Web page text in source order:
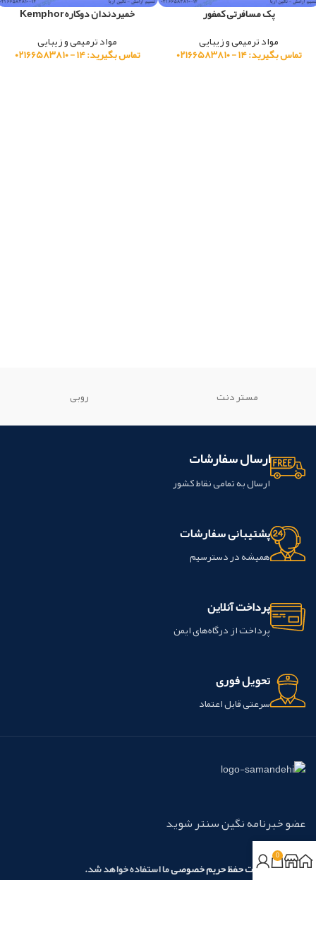
پک مسافرتی کمفور
مواد ترمیمی و زیبایی
تماس بگیرید: ۱۴ - ۰۲۱۶۶۵۸۳۸۱۰
خمیردندان دوکاره Kemphor
مواد ترمیمی و زیبایی
تماس بگیرید: ۱۴ - ۰۲۱۶۶۵۸۳۸۱۰
مستر دنت روبی
ارسال سفارشات
ارسال به تمامی نقاط کشور
پشتیبانی سفارشات
همیشه در دسترسیم
پرداخت آنلاین
پرداخت از درگاه‌های ایمن
تحویل فوری
سرعتی قابل اعتماد
عضو خبرنامه نگین سنتر شوید
مطابق باسیاست حفظ حریم خصوصیما استفاده خواهد شد.
0